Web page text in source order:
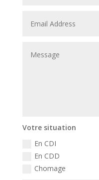
Votre situation
En CDI
En CDD
Chomage